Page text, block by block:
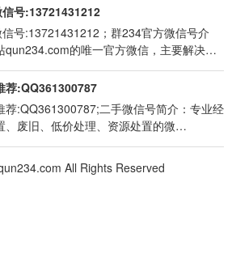
号:13721431212
号:13721431212；群234官方微信号介
qun234.com的唯一官方微信，主要解决…
荐:QQ361300787
荐:QQ361300787;二手微信号简介：专业经
、废旧、低价处理、资源处置的微…
All Rights Reserved